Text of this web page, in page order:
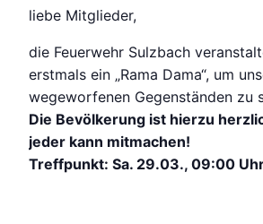
liebe Mitglieder,
die Feuerwehr Sulzbach
erstmals ein „Rama Dama“, um
wegeworfenen Gegenständen zu
Die Bevölkerung ist hierzu
jeder kann mitmachen!
Treffpunkt: Sa. 29.03., 09:00